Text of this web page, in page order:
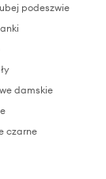
podeszwie
damskie
czarne